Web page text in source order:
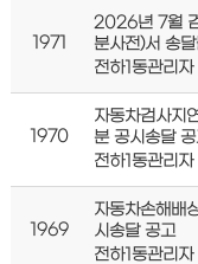
1971
2026년 7월
분사전)서 송
전하1동관리자
1970
자동차검사지
분 공시송달 공
전하1동관리자
1969
자동차손해배
시송달 공고
전하1동관리자